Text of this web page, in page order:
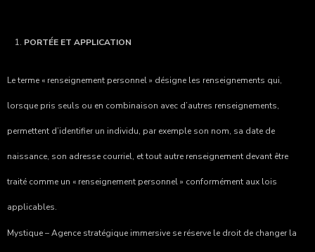
PORTÉE ET APPLICATION
Le terme « renseignement personnel » désigne les renseignements qui,
lorsque pris seuls ou en combinaison avec d’autres renseignements,
permettent d’identifier un individu, par exemple son nom, sa date de
naissance, son adresse courriel, et tout autre renseignement devant être
traité comme un « renseignement personnel » conformément aux lois
applicables.
Mystique – Agence stratégique immersive se réserve le droit de changer la